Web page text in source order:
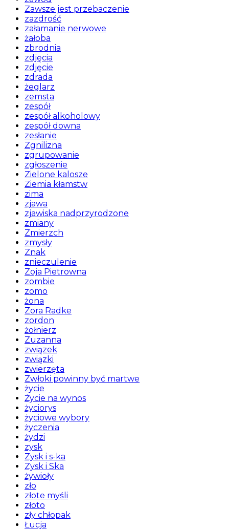
Zawsze jest przebaczenie
zazdrość
załamanie nerwowe
żałoba
zbrodnia
zdjęcia
zdjęcie
zdrada
żeglarz
zemsta
zespół
zespół alkoholowy
zespół downa
zesłanie
Zgnilizna
zgrupowanie
zgłoszenie
Zielone kalosze
Ziemia kłamstw
zima
zjawa
zjawiska nadprzyrodzone
zmiany
Zmierzch
zmysły
Znak
znieczulenie
Zoja Pietrowna
zombie
zomo
żona
Zora Radke
zordon
żołnierz
Zuzanna
związek
związki
zwierzęta
Zwłoki powinny być martwe
życie
Życie na wynos
życiorys
życiowe wybory
życzenia
żydzi
zysk
Zysk i s-ka
Zysk i Ska
żywioły
zło
złote myśli
złoto
zły chłopak
Łucja